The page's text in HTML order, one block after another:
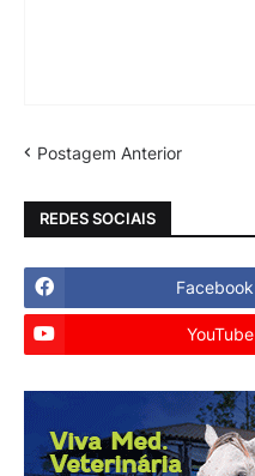
Postagem Anterior
REDES SOCIAIS
Facebook
YouTube